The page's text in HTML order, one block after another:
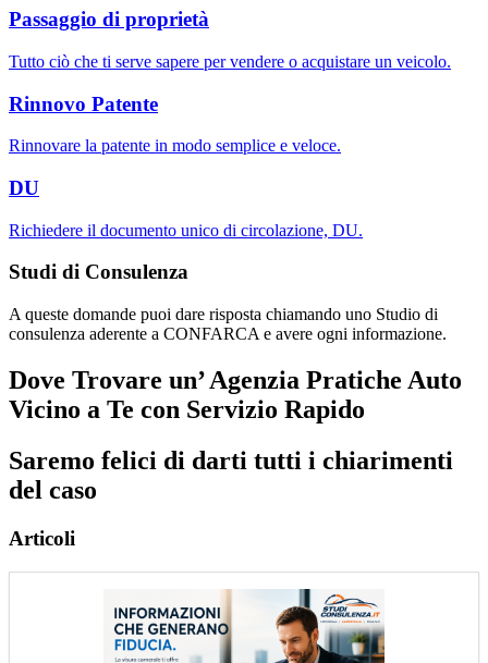
Passaggio di proprietà
Tutto ciò che ti serve sapere per vendere o acquistare un veicolo.
Rinnovo Patente
Rinnovare la patente in modo semplice e veloce.
DU
Richiedere il documento unico di circolazione, DU.
Studi di Consulenza
A queste domande puoi dare risposta chiamando uno Studio di
consulenza aderente a CONFARCA e avere ogni informazione.
Dove Trovare un’ Agenzia Pratiche Auto
Vicino a Te con Servizio Rapido
Saremo felici di darti tutti i chiarimenti
del caso
Articoli